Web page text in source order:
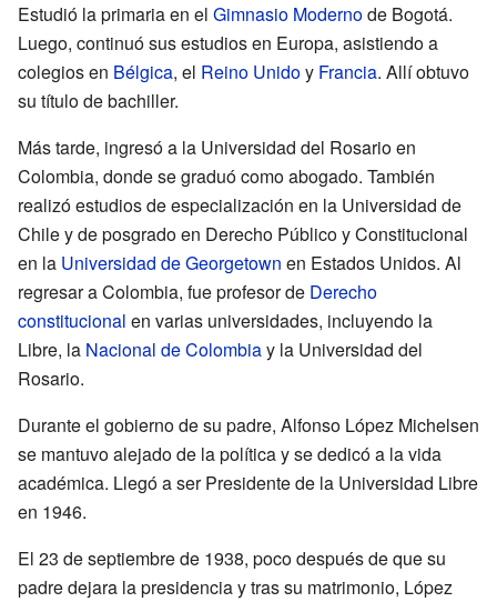
Estudió la primaria en el Gimnasio Modernode Bogotá.
Luego, continuó sus estudios en Europa, asistiendo a
colegios en Bélgica, el Reino Unidoy Francia. Allí obtuvo
su título de bachiller.
Más tarde, ingresó a la Universidad del Rosario en
Colombia, donde se graduó como abogado. También
realizó estudios de especialización en la Universidad de
Chile y de posgrado en Derecho Público y Constitucional
en la Universidad de Georgetown en Estados Unidos. Al
regresar a Colombia, fue profesor de Derecho
constitucional en varias universidades, incluyendo la
Libre, la Nacional de Colombiay la Universidad del
Rosario.
Durante el gobierno de su padre, Alfonso López Michelsen
se mantuvo alejado de la política y se dedicó a la vida
académica. Llegó a ser Presidente de la Universidad Libre
en 1946.
El 23 de septiembre de 1938, poco después de que su
padre dejara la presidencia y tras su matrimonio, López